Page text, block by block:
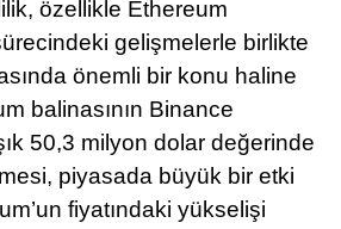
özellikle Ethereum
gelişmelerle birlikte
önemli bir konu haline
balinasının Binance
50,3 milyon dolar değerinde
piyasada büyük bir etki
fiyatındaki yükselişi